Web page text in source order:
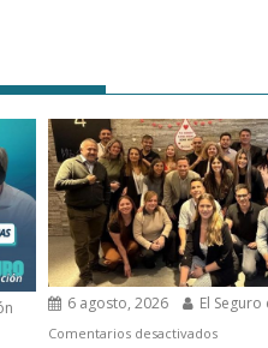
6 agosto, 2026 El
Comentarios desactivadosen